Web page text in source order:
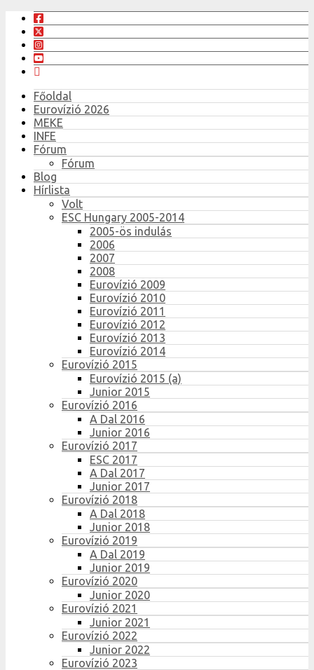
Főoldal
Eurovízió 2026
MEKE
INFE
Fórum
Fórum
Blog
Hírlista
Volt
ESC Hungary 2005-2014
2005-ös indulás
2006
2007
2008
Eurovízió 2009
Eurovízió 2010
Eurovízió 2011
Eurovízió 2012
Eurovízió 2013
Eurovízió 2014
Eurovízió 2015
Eurovízió 2015 (a)
Junior 2015
Eurovízió 2016
A Dal 2016
Junior 2016
Eurovízió 2017
ESC 2017
A Dal 2017
Junior 2017
Eurovízió 2018
A Dal 2018
Junior 2018
Eurovízió 2019
A Dal 2019
Junior 2019
Eurovízió 2020
Junior 2020
Eurovízió 2021
Junior 2021
Eurovízió 2022
Junior 2022
Eurovízió 2023